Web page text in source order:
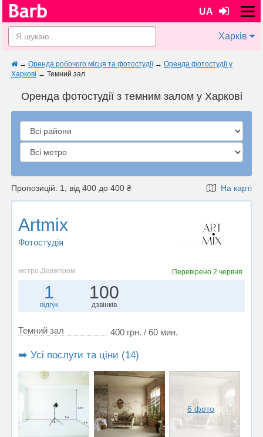
UA
Харків
→ Оренда робочого місця та фотостудії → Оренда фотостудії у
Харкові → Темний зал
Оренда фотостудії з темним залом у Харкові
Пропозицій: 1, від 400 до 400 ₴ На карті
Artmix
Фотостудiя
метро Держпром Перевірено 2 червня
1
відгук
100
дзвінків
Темний зал 400 грн. / 60 мин.
➡️ Усі послуги та ціни (14)
6 фото